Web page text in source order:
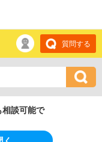
質問する
談可能で